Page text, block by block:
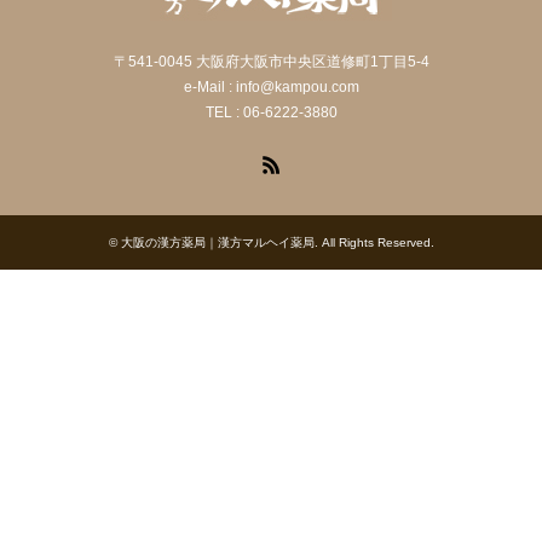
〒541-0045 大阪府大阪市中央区道修町1丁目5-4
e-Mail : info@kampou.com
TEL : 06-6222-3880
©大阪の漢方薬局｜漢方マルヘイ薬局. All Rights Reserved.